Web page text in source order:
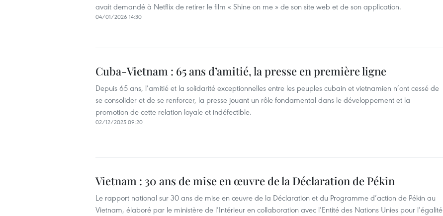
avait demandé à Netflix de retirer le film « Shine on me » de son site web et de son application.
04/01/2026 14:30
Cuba-Vietnam : 65 ans d’amitié, la presse en première ligne
Depuis 65 ans, l’amitié et la solidarité exceptionnelles entre les peuples cubain et vietnamien n’ont cessé de
se consolider et de se renforcer, la presse jouant un rôle fondamental dans le développement et la
promotion de cette relation loyale et indéfectible.
02/12/2025 09:20
Vietnam : 30 ans de mise en œuvre de la Déclaration de Pékin
Le rapport national sur 30 ans de mise en œuvre de la Déclaration et du Programme d’action de Pékin au
Vietnam, élaboré par le ministère de l’Intérieur en collaboration avec l’Entité des Nations Unies pour l’égalité